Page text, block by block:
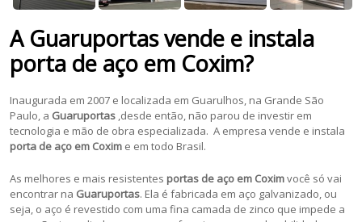
A Guaruportas vende e instala
porta de aço em Coxim?
Inaugurada em 2007 e localizada em Guarulhos, na Grande São
Paulo, a Guaruportas ,desde então, não parou de investir em
tecnologia e mão de obra especializada. A empresa vende e instala
porta de aço em Coxim e em todo Brasil.
As melhores e mais resistentes portas de aço em Coximvocê só vai
encontrar na Guaruportas. Ela é fabricada em aço galvanizado, ou
seja, o aço é revestido com uma fina camada de zinco que impede a